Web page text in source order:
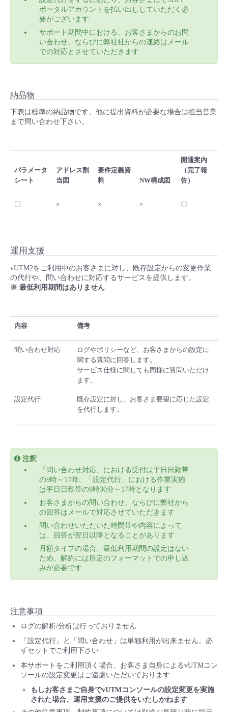
ポータルアカウントを払い出ししていただく必
要がございます
サポート期間中における、お客さまからのお問
い合わせ、ならびに弊社社からの連絡はメール
での対応とさせていただきます
納品物
下表は標準の納品物です、他に提出資料が必要な場合は担当営業
まで問い合わせ下さい。
パラメータ
シート
アドレス割
当図
要件定義資
料
NW構成図
開通案内
（完了報
告）
〇 × × × 〇
運用支援
vUTM2をご利用中のお客さまに対し、既存設定からの変更作業
の代行や、問い合わせに対応するサービスを提供します。
※ 最低利用期間はありません
内容 備考
問い合わせ対応
ログやポリシーなど、お客さまからの設定に
関する質問に回答します。
サービス仕様に関しても同様に質問いただけ
ます。
設定代行
既存設定に対し、お客さま要望に応じた設定
を代行します。
注釈
「問い合わせ対応」における受付は平日日勤帯
の9時～17時、「設定代行」における作業実施
は平日日勤帯の9時30分～17時となります
お客さまからの問い合わせ、ならびに弊社から
の回答はメールで対応させていただきます
問い合わせいただいた時間帯や内容によって
は、回答が翌日以降となることがあります
月額タイプの場合、最低利用期間の設定はない
ため、解約には所定のフォーマットでの申し込
みが必要です
注意事項
ログの解析/分析は行っておりません
「設定代行」と「問い合わせ」は単独利用が出来ません。必
ずセットでご利用下さい
本サポートをご利用頂く場合、お客さま自身によるvUTMコン
ソールの設定変更はご遠慮いただいております
もしお客さまご自身でvUTMコンソールの設定変更を実施
された場合、運用支援のご提供をいたしかねます